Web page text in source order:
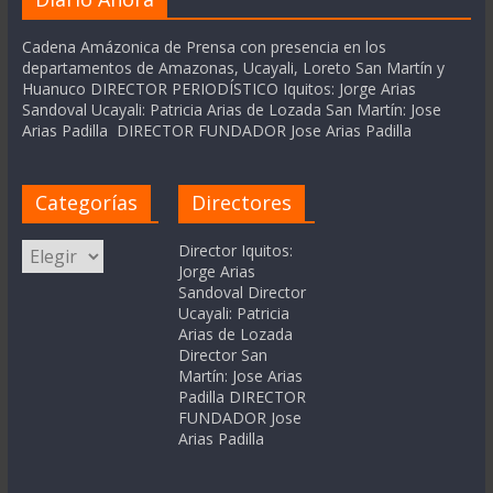
Cadena Amázonica de Prensa con presencia en los
departamentos de Amazonas, Ucayali, Loreto San Martín y
Huanuco DIRECTOR PERIODÍSTICO Iquitos: Jorge Arias
Sandoval Ucayali: Patricia Arias de Lozada San Martín: Jose
Arias Padilla DIRECTOR FUNDADOR Jose Arias Padilla
Categorías
Categorías
Directores
Director Iquitos:
Jorge Arias
Sandoval Director
Ucayali: Patricia
Arias de Lozada
Director San
Martín: Jose Arias
Padilla DIRECTOR
FUNDADOR Jose
Arias Padilla